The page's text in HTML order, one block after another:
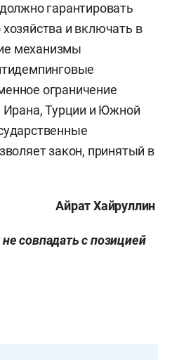
гарантировать
и включать в
механизмы
ограничение
Ирана, Турции и Южной
закон, принятый в
Айрат Хайруллин
совпадать с позицией